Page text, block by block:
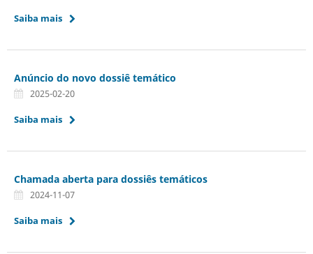
Saiba mais
Anúncio do novo dossiê temático
2025-02-20
Saiba mais
Chamada aberta para dossiês temáticos
2024-11-07
Saiba mais